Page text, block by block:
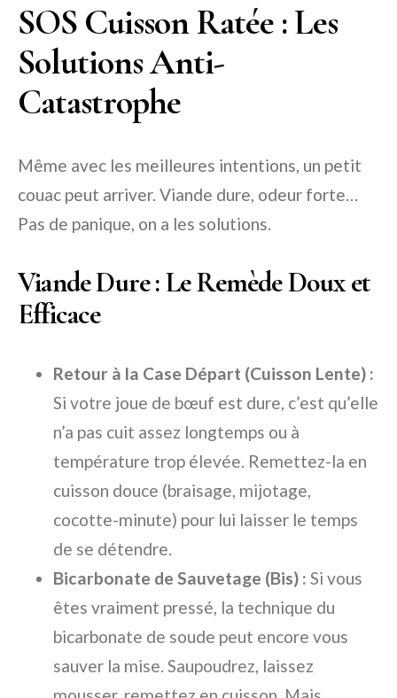
SOS Cuisson Ratée : Les
Solutions Anti-
Catastrophe
Même avec les meilleures intentions, un petit
couac peut arriver. Viande dure, odeur forte…
Pas de panique, on a les solutions.
Viande Dure : Le Remède Doux et
Efficace
Retour à la Case Départ (Cuisson Lente) :
Si votre joue de bœuf est dure, c’est qu’elle
n’a pas cuit assez longtemps ou à
température trop élevée. Remettez-la en
cuisson douce (braisage, mijotage,
cocotte-minute) pour lui laisser le temps
de se détendre.
Bicarbonate de Sauvetage (Bis) : Si vous
êtes vraiment pressé, la technique du
bicarbonate de soude peut encore vous
sauver la mise. Saupoudrez, laissez